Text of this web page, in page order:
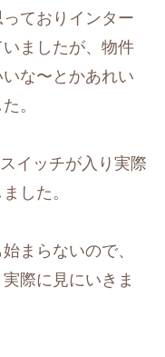
ておりインター
ましたが、物件
な〜とかあれい
。
イッチが入り実際
した。
まらないので、
際に見にいきま